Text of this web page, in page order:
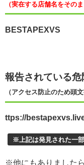
（実在する店舗名をその
BESTAPEXVS
報告されている
（アクセス防止のため頭
ttps://
※上記は発見された一
※他にもありました